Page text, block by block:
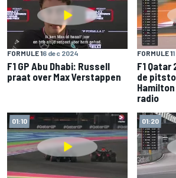
FORMULE 16 dec 2024
F1 GP Abu Dhabi: Russell
praat over Max Verstappen
FORMULE 1
F1
de
radio
01:10 01:20